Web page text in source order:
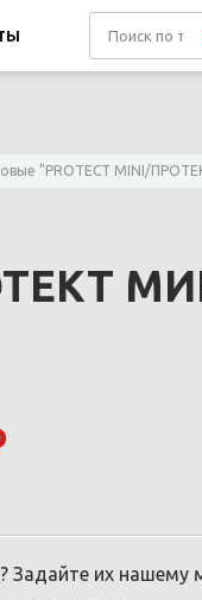
"PROTECT MINI/
Задайте их нашему